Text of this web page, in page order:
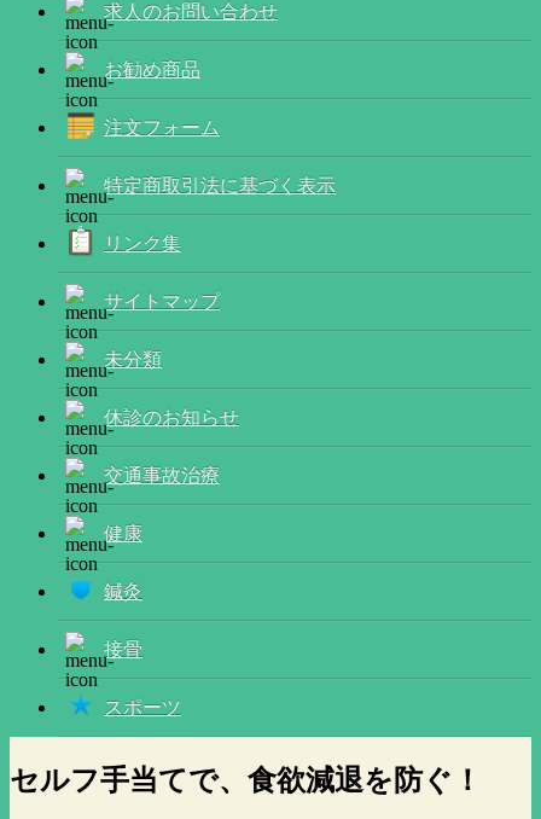
求人のお問い合わせ
お勧め商品
注文フォーム
特定商取引法に基づく表示
リンク集
サイトマップ
未分類
休診のお知らせ
交通事故治療
健康
鍼灸
接骨
スポーツ
セルフ手当てで、食欲減退を防ぐ！